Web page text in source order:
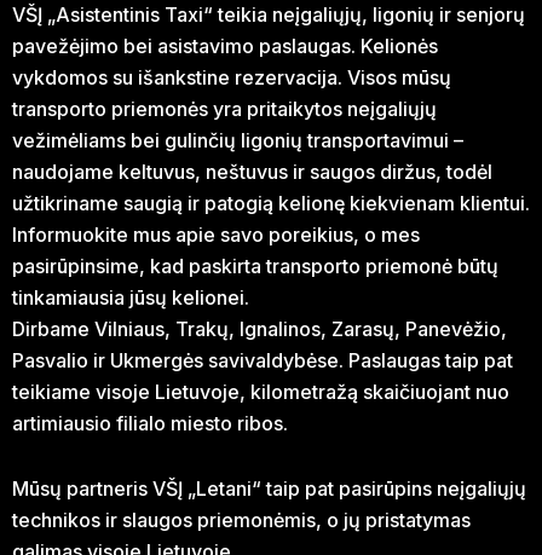
VŠĮ „Asistentinis Taxi“ teikia neįgaliųjų, ligonių ir senjorų
pavežėjimo bei asistavimo paslaugas. Kelionės
vykdomos su išankstine rezervacija. Visos mūsų
transporto priemonės yra pritaikytos neįgaliųjų
vežimėliams bei gulinčių ligonių transportavimui –
naudojame keltuvus, neštuvus ir saugos diržus, todėl
užtikriname saugią ir patogią kelionę kiekvienam klientui.
Informuokite mus apie savo poreikius, o mes
pasirūpinsime, kad paskirta transporto priemonė būtų
tinkamiausia jūsų kelionei.
Dirbame Vilniaus, Trakų, Ignalinos, Zarasų, Panevėžio,
Pasvalio ir Ukmergės savivaldybėse. Paslaugas taip pat
teikiame visoje Lietuvoje, kilometražą skaičiuojant nuo
artimiausio filialo miesto ribos.
Mūsų partneris VŠĮ „Letani“ taip pat pasirūpins neįgaliųjų
technikos ir slaugos priemonėmis, o jų pristatymas